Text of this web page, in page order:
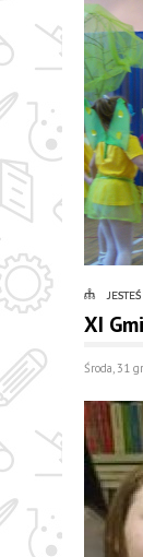
XI
Środa, 31